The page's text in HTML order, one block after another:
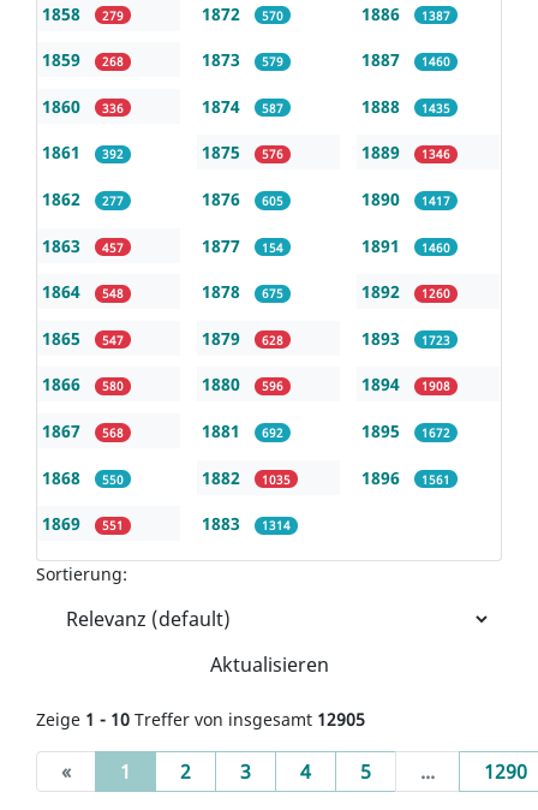
1858 279
1859 268
1860 336
1861 392
1862 277
1863 457
1864 548
1865 547
1866 580
1867 568
1868 550
1869 551
1872 570
1873 579
1874 587
1875 576
1876 605
1877 154
1878 675
1879 628
1880 596
1881 692
1882 1035
1883 1314
1886 1387
1887 1460
1888 1435
1889 1346
1890 1417
1891 1460
1892 1260
1893 1723
1894 1908
1895 1672
1896 1561
Sortierung:
Aktualisieren
Zeige 1 - 10 Treffer von insgesamt 12905
« 1 (current)
2 3 4 5 ... 1290